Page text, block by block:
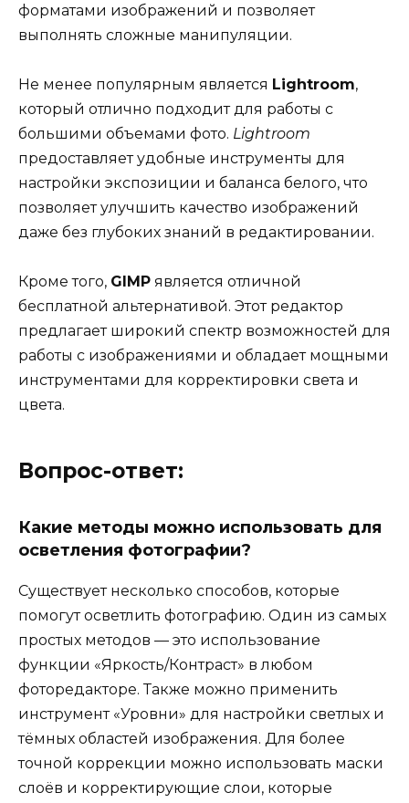
форматами изображений и позволяет
выполнять сложные манипуляции.
Не менее популярным является Lightroom,
который отлично подходит для работы с
большими объемами фото. Lightroom
предоставляет удобные инструменты для
настройки экспозиции и баланса белого, что
позволяет улучшить качество изображений
даже без глубоких знаний в редактировании.
Кроме того, GIMP является отличной
бесплатной альтернативой. Этот редактор
предлагает широкий спектр возможностей для
работы с изображениями и обладает мощными
инструментами для корректировки света и
цвета.
Вопрос-ответ:
Какие методы можно использовать для
осветления фотографии?
Существует несколько способов, которые
помогут осветлить фотографию. Один из самых
простых методов — это использование
функции «Яркость/Контраст» в любом
фоторедакторе. Также можно применить
инструмент «Уровни» для настройки светлых и
тёмных областей изображения. Для более
точной коррекции можно использовать маски
слоёв и корректирующие слои, которые